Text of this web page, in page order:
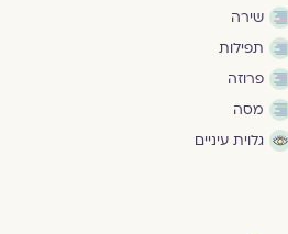
שירה
תפילות
פרוזה
מסה
גלוית עיניים